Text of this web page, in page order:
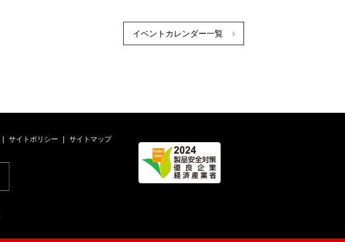
イベントカレンダー一覧
サイトポリシー サイトマップ